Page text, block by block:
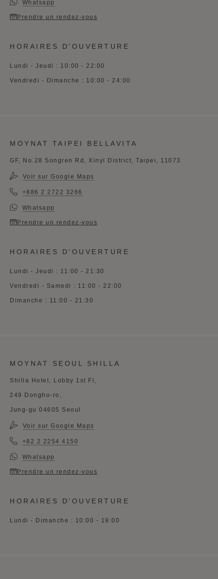
Whatsapp
Prendre un rendez-vous
HORAIRES D'OUVERTURE
Lundi - Jeudi : 10:00 - 22:00
Vendredi - Dimanche : 10:00 - 24:00
MOYNAT TAIPEI BELLAVITA
GF, No.28 Songren Rd, Xinyi District, Taipei, 11073
Voir sur Google Maps
+886 2 2722 3266
Whatsapp
Prendre un rendez-vous
HORAIRES D'OUVERTURE
Lundi - Jeudi : 11:00 - 21:30
Vendredi - Samedi : 11:00 - 22:00
Dimanche : 11:00 - 21:30
MOYNAT SEOUL SHILLA
Shilla Hotel, Lobby 1st Fl,
249 Dongho-ro,
Jung-gu 04605 Seoul
Voir sur Google Maps
+82 2 2254 4150
Whatsapp
Prendre un rendez-vous
HORAIRES D'OUVERTURE
Lundi - Dimanche : 10:00 - 19:00